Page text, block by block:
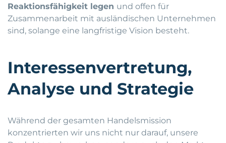
Reaktionsfähigkeit legen und offen für
Zusammenarbeit mit ausländischen Unternehmen
sind, solange eine langfristige Vision besteht.
Interessenvertretung,
Analyse und Strategie
Während der gesamten Handelsmission
konzentrierten wir uns nicht nur darauf, unsere